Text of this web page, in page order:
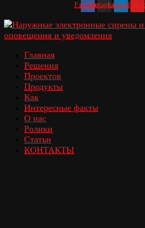
FacebookInstagramLinkedin
Главная
Решения
Проектов
Продукты
Как
Интересные факты
О нас
Ролики
Статьи
КОНТАКТЫ